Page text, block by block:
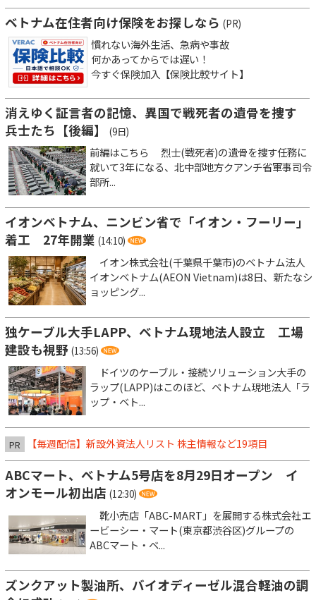
ベトナム在住者向け保険をお探しなら (PR)
慣れない海外生活、急病や事故
何かあってからでは遅い！
今すぐ保険加入【保険比較サイト】
消えゆく証言者の記憶、異国で戦死者の遺骨を捜す
兵士たち【後編】
(9日)
前編はこちら 烈士(戦死者)の遺骨を捜す任務に
就いて3年になる、北中部地方クアンチ省軍事司令
部所...
イオンベトナム、ニンビン省で「イオン・フーリー」
着工 27年開業 (14:10)
イオン株式会社(千葉県千葉市)のベトナム法人
イオンベトナム(AEON Vietnam)は8日、新たなシ
ョッピング...
独ケーブル大手LAPP、ベトナム現地法人設立 工場
建設も視野 (13:56)
ドイツのケーブル・接続ソリューション大手の
ラップ(LAPP)はこのほど、ベトナム現地法人「ラ
ップ・ベト...
PR 【毎週配信】新設外資法人リスト 株主情報など19項目
ABCマート、ベトナム5号店を8月29日オープン イ
オンモール初出店 (12:30)
靴小売店「ABC-MART」を展開する株式会社エ
ービーシー・マート(東京都渋谷区)グループの
ABCマート・ベ...
ズンクアット製油所、バイオディーゼル混合軽油の調